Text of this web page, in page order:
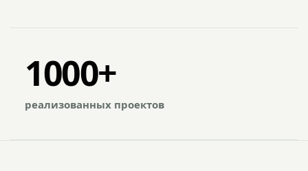
1000+
реализованных проектов